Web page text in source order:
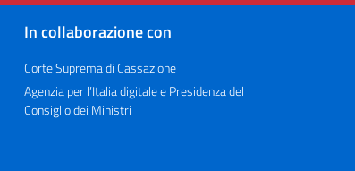
In collaborazione con
Corte Suprema di Cassazione
Agenzia per l’Italia digitale e Presidenza del
Consiglio dei Ministri